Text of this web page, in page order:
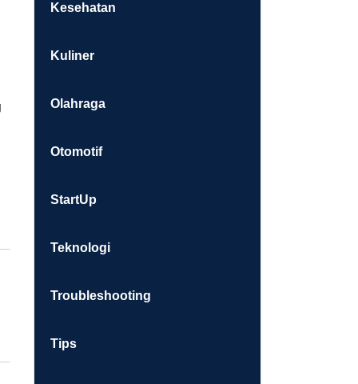
Kesehatan
Kuliner
Olahraga
Otomotif
StartUp
Teknologi
Troubleshooting
Tips